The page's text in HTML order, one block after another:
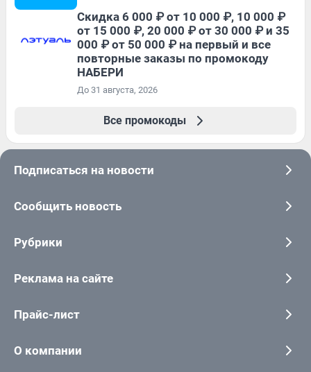
Скидка 6 000 ₽ от 10 000 ₽, 10 000 ₽
от 15 000 ₽, 20 000 ₽ от 30 000 ₽ и 35
000 ₽ от 50 000 ₽ на первый и все
повторные заказы по промокоду
НАБЕРИ
До 31 августа, 2026
Все промокоды
Подписаться на новости
Сообщить новость
Рубрики
Реклама на сайте
Прайс-лист
О компании